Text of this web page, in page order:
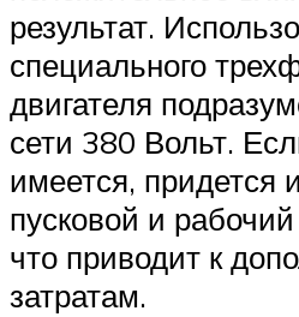
результат.
специального
двигателя
сети 380 Вольт.
имеется, придется
пусковой и
что приводит к
затратам.